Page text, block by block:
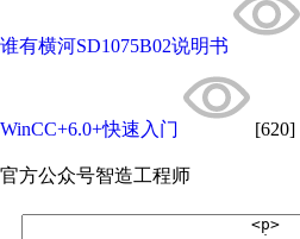
谁有横河SD1075B02说明书
WinCC+6.0+快速入门 [620]
官方公众号智造工程师